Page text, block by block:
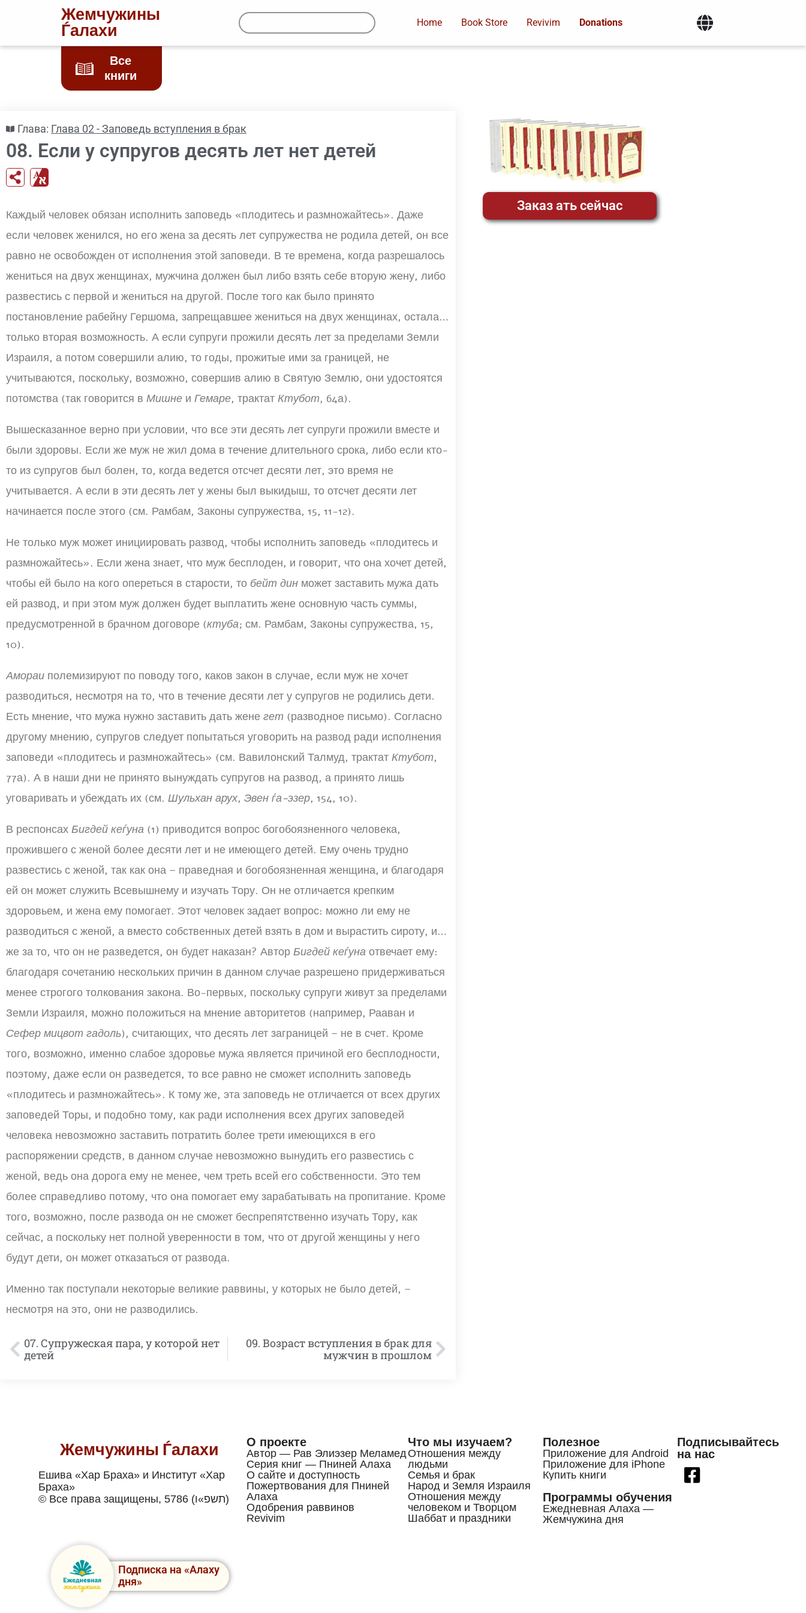
Жемчужины
Ѓалахи Home Book Store Revivim Donations
Все
книги
Глава: Глава 02 - Заповедь вступления в брак
08. Если у супругов десять лет нет детей
Каждый человек обязан исполнить заповедь «плодитесь и размножайтесь». Даже
если человек женился, но его жена за десять лет супружества не родила детей, он все
равно не освобожден от исполнения этой заповеди. В те времена, когда разрешалось
жениться на двух женщинах, мужчина должен был либо взять себе вторую жену, либо
развестись с первой и жениться на другой. После того как было принято
постановление рабейну Гершома, запрещавшее жениться на двух женщинах, осталась
только вторая возможность. А если супруги прожили десять лет за пределами Земли
Израиля, а потом совершили алию, то годы, прожитые ими за границей, не
учитываются, поскольку, возможно, совершив алию в Святую Землю, они удостоятся
потомства (так говорится в Мишне и Гемаре, трактат Ктубот, 64а).
Вышесказанное верно при условии, что все эти десять лет супруги прожили вместе и
были здоровы. Если же муж не жил дома в течение длительного срока, либо если кто-
то из супругов был болен, то, когда ведется отсчет десяти лет, это время не
учитывается. А если в эти десять лет у жены был выкидыш, то отсчет десяти лет
начинается после этого (см. Рамбам, Законы супружества, 15, 11-12).
Не только муж может инициировать развод, чтобы исполнить заповедь «плодитесь и
размножайтесь». Если жена знает, что муж бесплоден, и говорит, что она хочет детей,
чтобы ей было на кого опереться в старости, то бейт дин может заставить мужа дать
ей развод, и при этом муж должен будет выплатить жене основную часть суммы,
предусмотренной в брачном договоре (ктуба; см. Рамбам, Законы супружества, 15,
10).
Амораи полемизируют по поводу того, каков закон в случае, если муж не хочет
разводиться, несмотря на то, что в течение десяти лет у супругов не родились дети.
Есть мнение, что мужа нужно заставить дать жене гет (разводное письмо). Согласно
другому мнению, супругов следует попытаться уговорить на развод ради исполнения
заповеди «плодитесь и размножайтесь» (см. Вавилонский Талмуд, трактат Ктубот,
77а). А в наши дни не принято вынуждать супругов на развод, а принято лишь
уговаривать и убеждать их (см. Шульхан арух, Эвен ѓа-эзер, 154, 10).
В респонсах Бигдей кеѓуна (1) приводится вопрос богобоязненного человека,
прожившего с женой более десяти лет и не имеющего детей. Ему очень трудно
развестись с женой, так как она – праведная и богобоязненная женщина, и благодаря
ей он может служить Всевышнему и изучать Тору. Он не отличается крепким
здоровьем, и жена ему помогает. Этот человек задает вопрос: можно ли ему не
разводиться с женой, а вместо собственных детей взять в дом и вырастить сироту, или
же за то, что он не разведется, он будет наказан? Автор Бигдей кеѓуна отвечает ему:
благодаря сочетанию нескольких причин в данном случае разрешено придерживаться
менее строгого толкования закона. Во-первых, поскольку супруги живут за пределами
Земли Израиля, можно положиться на мнение авторитетов (например, Рааван и
Сефер мицвот гадоль), считающих, что десять лет заграницей – не в счет. Кроме
того, возможно, именно слабое здоровье мужа является причиной его бесплодности,
поэтому, даже если он разведется, то все равно не сможет исполнить заповедь
«плодитесь и размножайтесь». К тому же, эта заповедь не отличается от всех других
заповедей Торы, и подобно тому, как ради исполнения всех других заповедей
человека невозможно заставить потратить более трети имеющихся в его
распоряжении средств, в данном случае невозможно вынудить его развестись с
женой, ведь она дорога ему не менее, чем треть всей его собственности. Это тем
более справедливо потому, что она помогает ему зарабатывать на пропитание. Кроме
того, возможно, после развода он не сможет беспрепятственно изучать Тору, как
сейчас, а поскольку нет полной уверенности в том, что от другой женщины у него
будут дети, он может отказаться от развода.
Именно так поступали некоторые великие раввины, у которых не было детей, –
несмотря на это, они не разводились.
07. Супружеская пара, у которой нет
детей
09. Возраст вступления в брак для
мужчин в прошлом
Заказ ать сейчас
Жемчужины Ѓалахи
Ешива «Хар Браха» и Институт «Хар
Браха»
© Все права защищены, 5786 (תשפ»ו)
Подписка на «Алаху
дня»
О проекте
Автор — Рав Элиэзер Меламед
Серия книг — Пниней Алаха
О сайте и доступность
Пожертвования для Пниней
Алаха
Одобрения раввинов
Revivim
Что мы изучаем?
Отношения между
людьми
Семья и брак
Народ и Земля Израиля
Отношения между
человеком и Творцом
Шаббат и праздники
Полезное
Приложение для Android
Приложение для iPhone
Купить книги
Программы обучения
Ежедневная Алаха —
Жемчужина дня
Подписывайтесь
на нас